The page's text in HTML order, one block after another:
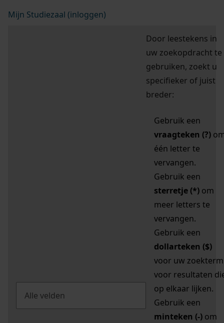
Mijn Studiezaal (inloggen)
Door leestekens in
uw zoekopdracht te
gebruiken, zoekt u
specifieker of juist
breder:
Gebruik een
vraagteken (?)
één letter te
vervangen.
Gebruik een
sterretje (*) om
meer letters te
vervangen.
Gebruik een
dollarteken ($)
voor uw zoekterm
voor resultaten
op elkaar lijken.
Gebruik een
minteken (-) om